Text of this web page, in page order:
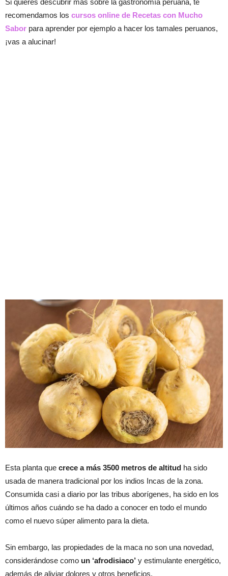
recomendamos los cursos online de Recetas con Mucho
Sabor para aprender por ejemplo a hacer los tamales peruanos,
¡vas a alucinar!
Esta planta que crece a más 3500 metros de altitud ha sido
usada de manera tradicional por los indios Incas de la zona.
Consumida casi a diario por las tribus aborígenes, ha sido en los
últimos años cuándo se ha dado a conocer en todo el mundo
como el nuevo súper alimento para la dieta.
Sin embargo, las propiedades de la maca no son una novedad,
considerándose como un ‘afrodisiaco’ y estimulante energético,
además de aliviar dolores y otros beneficios.